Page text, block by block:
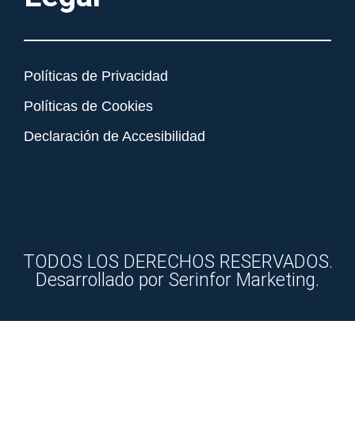
Políticas de Privacidad
Políticas de Cookies
Declaración de Accesibilidad
TODOS LOS DERECHOS RESERVADOS.
Desarrollado por Serinfor Marketing.